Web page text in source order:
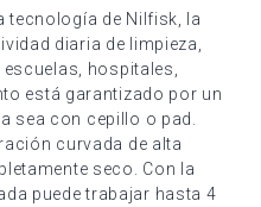
tecnología de Nilfisk, la
diaria de limpieza,
hospitales,
está garantizado por un
sea con cepillo o pad.
curvada de alta
seco. Con la
puede trabajar hasta 4